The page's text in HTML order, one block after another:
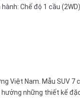
Chế độ 1 cầu
Việt Nam. Mẫu SUV 7
những thiết kế